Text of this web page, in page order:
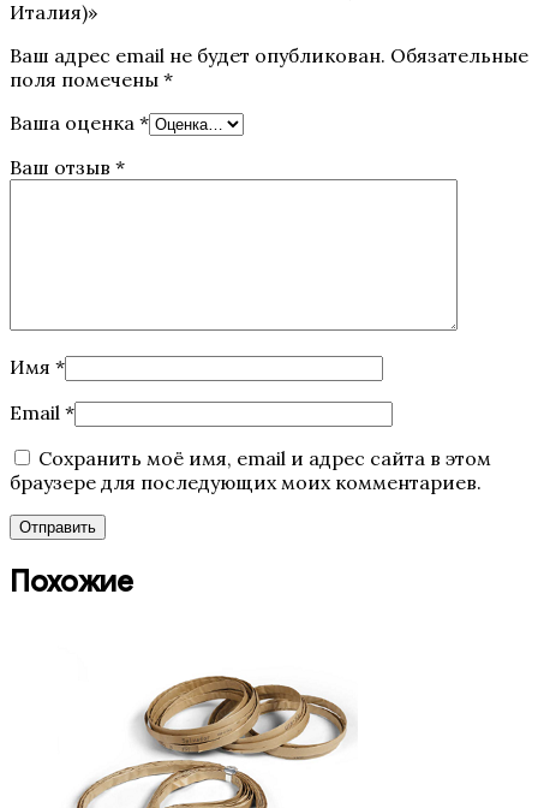
Италия)»
Ваш адрес email не будет опубликован. Обязательные
поля помечены *
Ваша оценка *
Ваш отзыв *
Имя *
Email *
Сохранить моё имя, email и адрес сайта в этом
браузере для последующих моих комментариев.
Похожие